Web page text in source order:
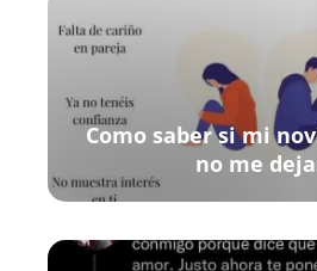
Como saber si mi
no me